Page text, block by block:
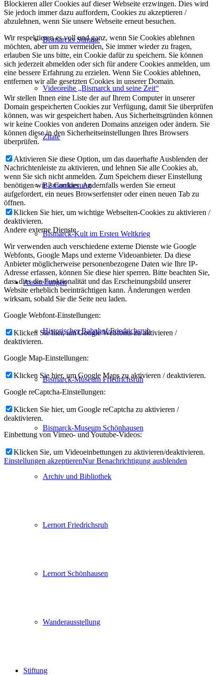
Bismarcks Stimme
Videoreihe „Bismarck und seine Zeit“
Zitate
Bismarckierung
Bismarck-Kult im Ersten Weltkrieg
Ausstellungen
Historischer Bahnhof Friedrichsruh
Bismarck-Museum Friedrichsruh
Bismarck-Museum Schönhausen
Archiv und Bibliothek
Lernort Friedrichsruh
Lernort Schönhausen
Wanderausstellung
Stiftung
Blockieren aller Cookies auf dieser Webseite erzwingen. Dies wird
Sie jedoch immer dazu auffordern, Cookies zu akzeptieren /
abzulehnen, wenn Sie unsere Webseite erneut besuchen.
Wir respektieren es voll und ganz, wenn Sie Cookies ablehnen
möchten, aber um zu vermeiden, Sie immer wieder zu fragen,
erlauben Sie uns bitte, ein Cookie dafür zu speichern. Sie können
sich jederzeit abmelden oder sich für andere Cookies anmelden, um
eine bessere Erfahrung zu erzielen. Wenn Sie Cookies ablehnen,
entfernen wir alle gesetzten Cookies in unserer Domain.
Wir stellen Ihnen eine Liste der auf Ihrem Computer in unserer
Domain gespeicherten Cookies zur Verfügung, damit Sie überprüfen
können, was wir gespeichert haben. Aus Sicherheitsgründen können
wir keine Cookies von anderen Domains anzeigen oder ändern. Sie
können diese in den Sicherheitseinstellungen Ihres Browsers
überprüfen.
Aktivieren Sie diese Option, um das dauerhafte Ausblenden der
Nachrichtenleiste zu aktivieren, und lehnen Sie alle Cookies ab,
wenn Sie sich nicht anmelden. Zum Speichern dieser Einstellung
benötigen wir 2 Cookies. Andernfalls werden Sie erneut
aufgefordert, ein neues Browserfenster oder einen neuen Tab zu
öffnen.
Klicken Sie hier, um wichtige Webseiten-Cookies zu aktivieren /
deaktivieren.
Andere externe Dienste
Wir verwenden auch verschiedene externe Dienste wie Google
Webfonts, Google Maps und externe Videoanbieter. Da diese
Anbieter möglicherweise personenbezogene Daten wie Ihre IP-
Adresse erfassen, können Sie diese hier sperren. Bitte beachten Sie,
dass dies die Funktionalität und das Erscheinungsbild unserer
Website erheblich beeinträchtigen kann. Änderungen werden
wirksam, sobald Sie die Seite neu laden.
Google Webfont-Einstellungen:
Klicken Sie hier, um Google Webfonts zu aktivieren /
deaktivieren.
Google Map-Einstellungen:
Klicken Sie hier, um Google Maps zu aktivieren / deaktivieren.
Google reCaptcha-Einstellungen:
Klicken Sie hier, um Google reCaptcha zu aktivieren /
deaktivieren.
Einbettung von Vimeo- und Youtube-Videos:
Klicken Sie, um Videoeinbettungen zu aktivieren/deaktivieren.
Einstellungen akzeptierenNur Benachrichtigung ausblenden